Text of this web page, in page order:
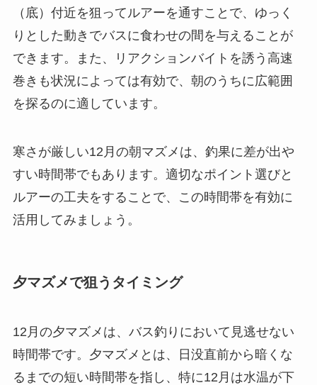
（底）付近を狙ってルアーを通すことで、ゆっく
りとした動きでバスに食わせの間を与えることが
できます。また、リアクションバイトを誘う高速
巻きも状況によっては有効で、朝のうちに広範囲
を探るのに適しています。
寒さが厳しい12月の朝マズメは、釣果に差が出や
すい時間帯でもあります。適切なポイント選びと
ルアーの工夫をすることで、この時間帯を有効に
活用してみましょう。
夕マズメで狙うタイミング
12月の夕マズメは、バス釣りにおいて見逃せない
時間帯です。夕マズメとは、日没直前から暗くな
るまでの短い時間帯を指し、特に12月は水温が下